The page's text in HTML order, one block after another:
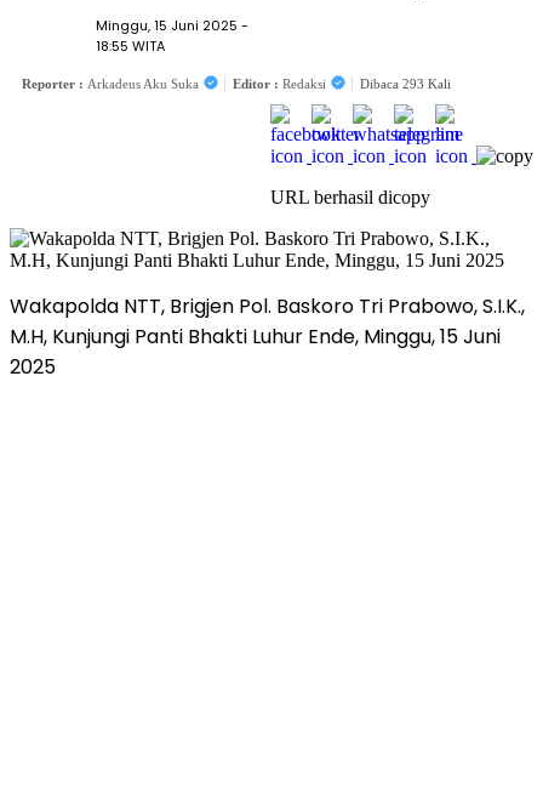
Minggu, 15 Juni 2025 -
18:55 WITA
Reporter : Arkadeus Aku Suka Editor : Redaksi Dibaca 293 Kali
URL berhasil dicopy
Wakapolda NTT, Brigjen Pol. Baskoro Tri Prabowo, S.I.K.,
M.H, Kunjungi Panti Bhakti Luhur Ende, Minggu, 15 Juni
2025